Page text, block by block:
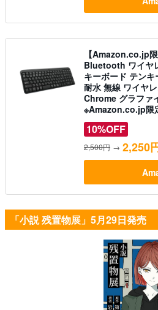
【Amazon.co.jp
Bluetooth ワイヤ
キーボード テン
耐水 無線 ワイヤ
Chrome グラファ
※Amazon.co.jp限
10%OFF
2,500円 → 2,250
「小説 残置物展」5月29日発売